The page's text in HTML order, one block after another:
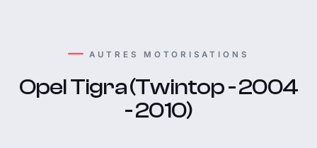
AUTRES MOTORISATIONS
Opel Tigra (Twintop - 2004
- 2010)